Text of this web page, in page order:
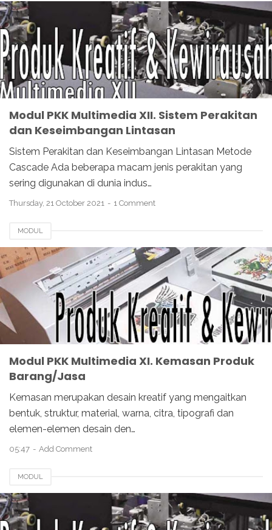
Modul PKK Multimedia XII. Sistem Perakitan
dan Keseimbangan Lintasan
Sistem Perakitan dan Keseimbangan Lintasan Metode
Cascade Ada beberapa macam jenis perakitan yang
sering digunakan di dunia indus…
Thursday, 21 October 2021 1 Comment
MODUL
Modul PKK Multimedia XI. Kemasan Produk
Barang/Jasa
Kemasan merupakan desain kreatif yang mengaitkan
bentuk, struktur, material, warna, citra, tipografi dan
elemen-elemen desain den…
05:47 Add Comment
MODUL